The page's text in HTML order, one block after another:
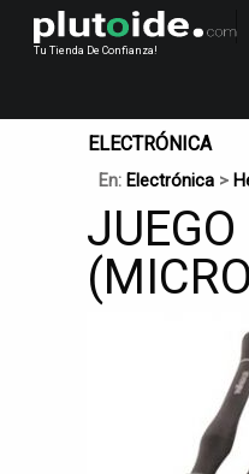
Tu Tienda De Confianza!
ELECTRÓNICA
En: Electrónica >